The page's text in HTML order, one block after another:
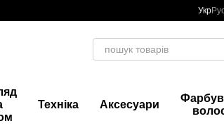
Укр
Техніка Аксесуари